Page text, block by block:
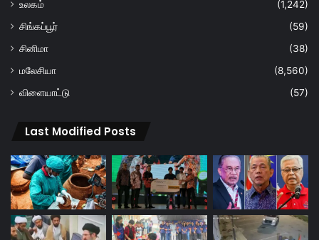
உலகம்
(1,242)
சிங்கப்பூர்
(59)
சினிமா
(38)
மலேசியா
(8,560)
விளையாட்டு
(57)
Last Modified Posts